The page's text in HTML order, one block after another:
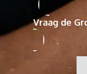
Vraag de